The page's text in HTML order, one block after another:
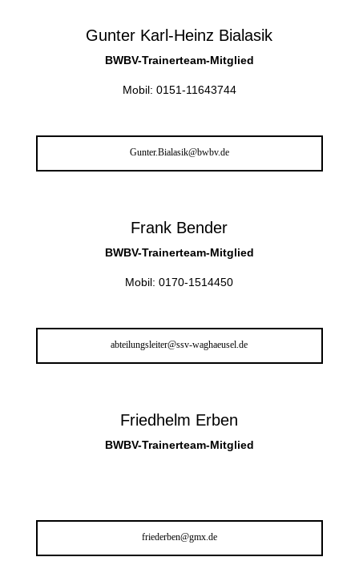
Gunter Karl-Heinz Bialasik
BWBV-Trainerteam-Mitglied
Mobil: 0151-11643744
Gunter.Bialasik@bwbv.de
Frank Bender
BWBV-Trainerteam-Mitglied
Mobil: 0170-1514450
abteilungsleiter@ssv-waghaeusel.de
Friedhelm Erben
BWBV-Trainerteam-Mitglied
friederben@gmx.de